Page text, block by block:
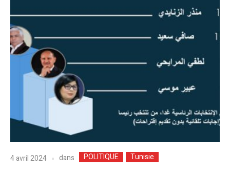
4 avril 2024 dans POLITIQUE Tunisie